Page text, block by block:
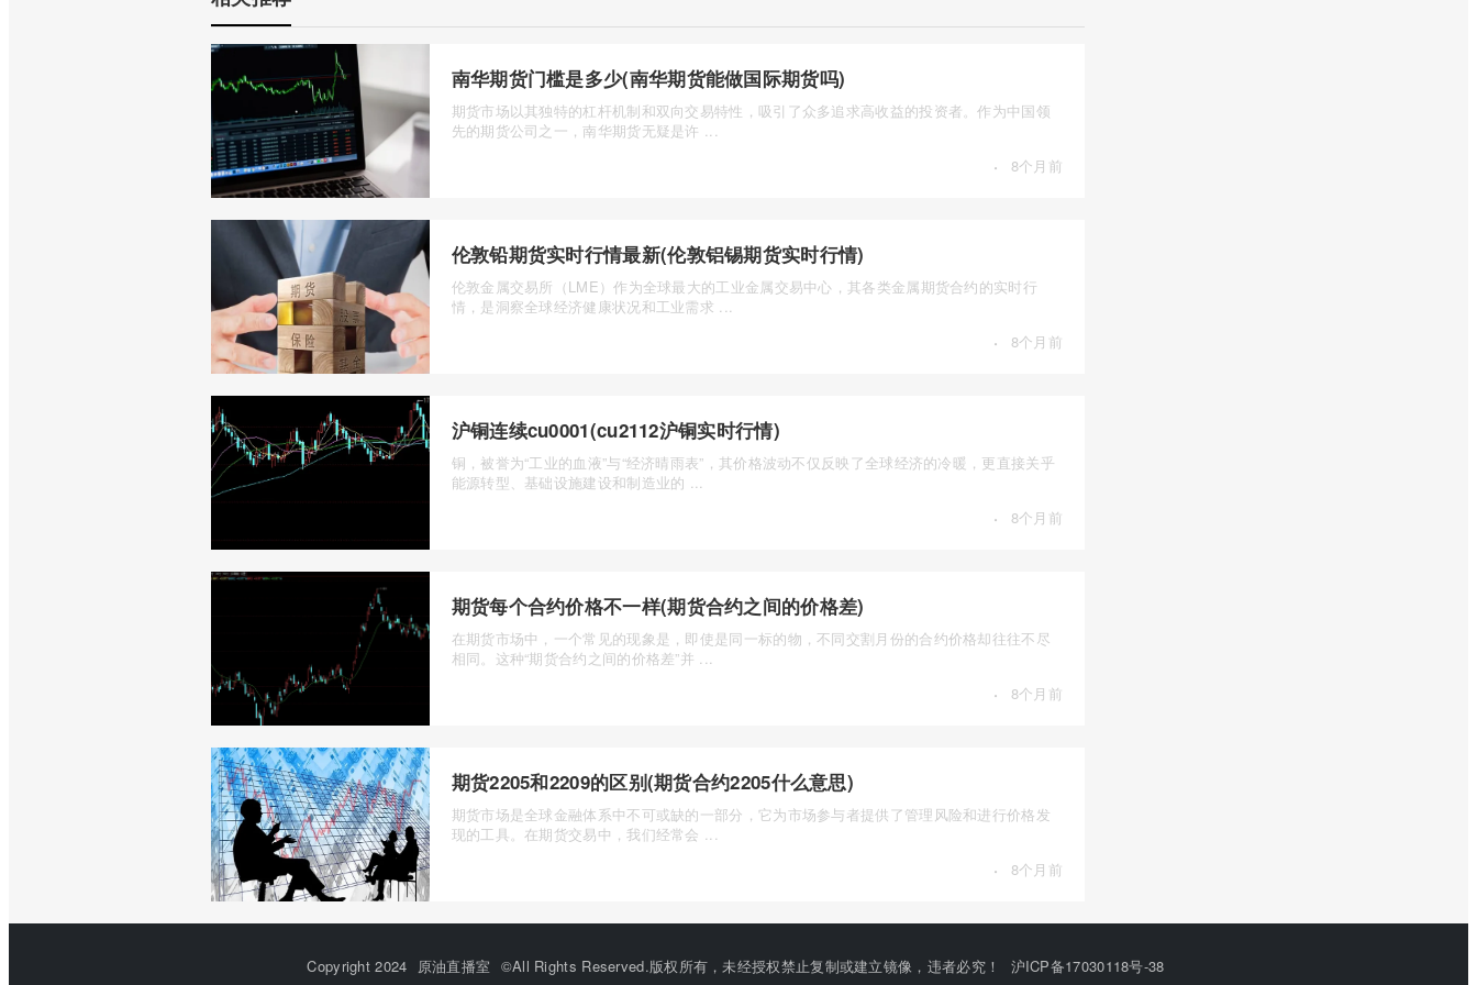
南华期货门槛是多少(南华期货能做国际期货吗)
期货市场以其独特的杠杆机制和双向交易特性，吸引了众多追求高收益的投资者。作为中国领
先的期货公司之一，南华期货无疑是许 ...
· 8个月前
伦敦铅期货实时行情最新(伦敦铝锡期货实时行情)
伦敦金属交易所（LME）作为全球最大的工业金属交易中心，其各类金属期货合约的实时行
情，是洞察全球经济健康状况和工业需求 ...
· 8个月前
沪铜连续cu0001(cu2112沪铜实时行情)
铜，被誉为“工业的血液”与“经济晴雨表”，其价格波动不仅反映了全球经济的冷暖，更直接关乎
能源转型、基础设施建设和制造业的 ...
· 8个月前
期货每个合约价格不一样(期货合约之间的价格差)
在期货市场中，一个常见的现象是，即使是同一标的物，不同交割月份的合约价格却往往不尽
相同。这种“期货合约之间的价格差”并 ...
· 8个月前
期货2205和2209的区别(期货合约2205什么意思)
期货市场是全球金融体系中不可或缺的一部分，它为市场参与者提供了管理风险和进行价格发
现的工具。在期货交易中，我们经常会 ...
· 8个月前
Copyright 2024 原油直播室 ©All Rights Reserved.版权所有，未经授权禁止复制或建立镜像，违者必究！ 沪ICP备17030118号-38